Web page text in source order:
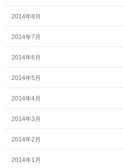
2014年8月
2014年7月
2014年6月
2014年5月
2014年4月
2014年3月
2014年2月
2014年1月